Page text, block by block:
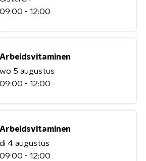
09:00 - 12:00
Arbeidsvitaminen
wo 5 augustus
09:00 - 12:00
Arbeidsvitaminen
di 4 augustus
09:00 - 12:00